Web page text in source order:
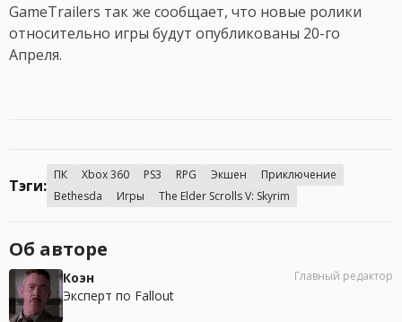
GameTrailers так же сообщает, что новые ролики
относительно игры будут опубликованы 20-го
Апреля.
Тэги:
ПК Xbox 360 PS3 RPG Экшен
Приключение
Bethesda
Игры The Elder Scrolls V: Skyrim
Об авторе
Коэн
Эксперт по Fallout
Главный редактор